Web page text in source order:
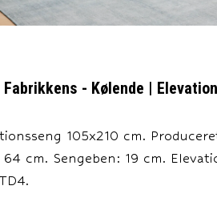
Fabrikkens - Kølende |
105x210 cm.
cm. Sengeben: 19 cm.